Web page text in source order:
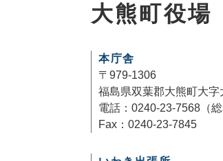
大熊町役場
本庁舎
〒979-1306
福島県双葉郡大熊町大
電話：0240-23-7568（総
Fax：0240-23-7845